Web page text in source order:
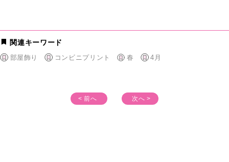
関連キーワード
部屋飾り コンビニプリント 春 4月
< 前へ 次へ >